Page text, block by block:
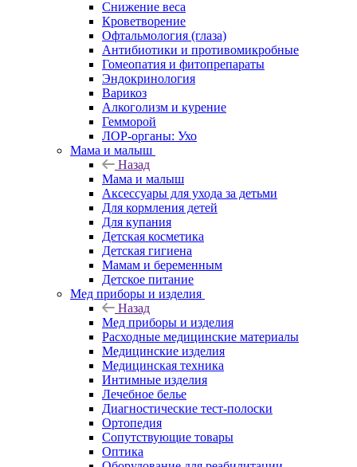
Снижение веса
Кроветворение
Офтальмология (глаза)
Антибиотики и противомикробные
Гомеопатия и фитопрепараты
Эндокринология
Варикоз
Алкоголизм и курение
Гемморой
ЛОР-органы: Ухо
Мама и малыш
Назад
Мама и малыш
Аксессуары для ухода за детьми
Для кормления детей
Для купания
Детская косметика
Детская гигиена
Мамам и беременным
Детское питание
Мед приборы и изделия
Назад
Мед приборы и изделия
Расходные медицинские материалы
Медицинские изделия
Медицинская техника
Интимные изделия
Лечебное белье
Диагностические тест-полоски
Ортопедия
Сопутствующие товары
Оптика